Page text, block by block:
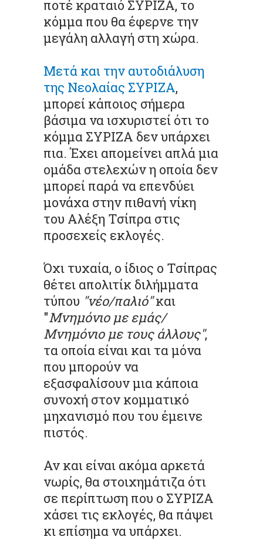
ποτέ κραταιό ΣΥΡΙΖΑ, το
κόμμα που θα έφερνε την
μεγάλη αλλαγή στη χώρα.
Μετά και την αυτοδιάλυση
της Νεολαίας ΣΥΡΙΖΑ,
μπορεί κάποιος σήμερα
βάσιμα να ισχυριστεί ότι το
κόμμα ΣΥΡΙΖΑ δεν υπάρχει
πια. Έχει απομείνει απλά μια
ομάδα στελεχών η οποία δεν
μπορεί παρά να επενδύει
μονάχα στην πιθανή νίκη
του Αλέξη Τσίπρα στις
προσεχείς εκλογές.
Όχι τυχαία, ο ίδιος ο Τσίπρας
θέτει απολιτίκ διλήμματα
τύπου "νέο/παλιό"και
"Μνημόνιο με εμάς/
Μνημόνιο με τους άλλους",
τα οποία είναι και τα μόνα
που μπορούν να
εξασφαλίσουν μια κάποια
συνοχή στον κομματικό
μηχανισμό που του έμεινε
πιστός.
Αν και είναι ακόμα αρκετά
νωρίς, θα στοιχημάτιζα ότι
σε περίπτωση που ο ΣΥΡΙΖΑ
χάσει τις εκλογές, θα πάψει
κι επίσημα να υπάρχει.